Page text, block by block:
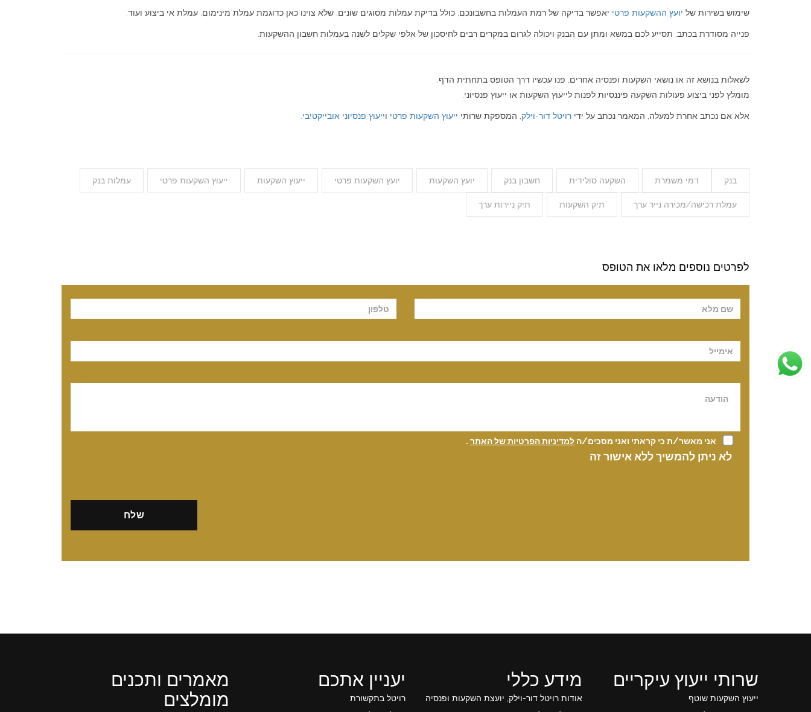
שימוש בשירות של יועץ ההשקעות פרטי יאפשר בדיקה של רמת העמלות בחשבונכם, כולל בדיקת עמלות מסוגים שונים, שלא צוינו כאן כדוגמת עמלת מינימום, עמלת אי ביצוע ועוד.
פנייה מסודרת בכתב, תסייע לכם במשא ומתן עם הבנק ויכולה לגרום במקרים רבים לחיסכון של אלפי שקלים לשנה בעמלות חשבון ההשקעות.
לשאלות בנושא זה או נושאי השקעות ופנסיה אחרים, פנו עכשיו דרך הטופס בתחתית הדף.
מומלץ לפני ביצוע פעולות השקעה פיננסיות לפנות לייעוץ השקעות או ייעוץ פנסיוני.
אלא אם נכתב אחרת למעלה, המאמר נכתב על ידי רויטל דור-וילק , המספקת שרותי ייעוץ השקעות פרטי וייעוץ פנסיוני אובייקטיבי
בנק דמי משמרת השקעה סולידית חשבון בנק יועץ השקעות יועץ השקעות פרטי ייעוץ השקעות ייעוץ השקעות פרטי עמלות בנק
עמלת רכישה/מכירה נייר ערך תיק השקעות תיק ניירות ערך
לפרטים נוספים מלאו את הטופס
אני מאשר/ת כי קראתי ואני מסכים/ה למדיניות הפרטיות של האתר .
לא ניתן להמשיך ללא אישור זה
שרותי ייעוץ עיקריים
ייעוץ השקעות שוטף
מידע כללי
אודות רויטל דור-וילק, יועצת השקעות ופנסיה
יעניין אתכם
רויטל בתקשורת
מאמרים ותכנים
מומלצים